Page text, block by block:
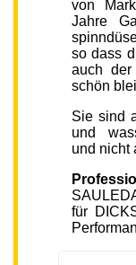
von
Jahre
so dass
auch der
schön
Sie sind
und
und nicht
für